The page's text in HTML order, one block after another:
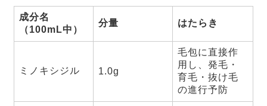
成分名
（100mL中）
分量 はたらき
ミノキシジル 1.0g
毛包に直接作
用し、発毛・
育毛・抜け毛
の進行予防